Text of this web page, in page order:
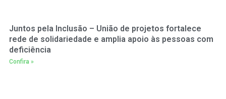
Juntos pela Inclusão – União de projetos fortalece
rede de solidariedade e amplia apoio às pessoas com
deficiência
Confira »